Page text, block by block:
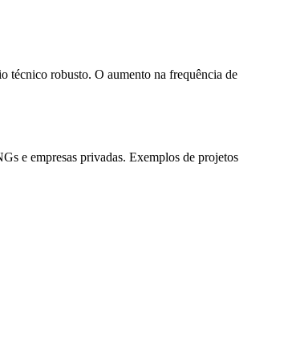
técnico robusto. O aumento na frequência de
e empresas privadas. Exemplos de projetos